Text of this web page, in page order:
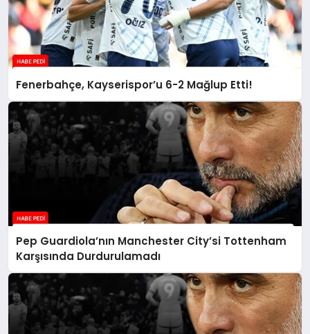
Fenerbahçe, Kayserispor’u 6-2 Mağlup Etti!
Pep Guardiola’nın Manchester City’si Tottenham
Karşısında Durdurulamadı